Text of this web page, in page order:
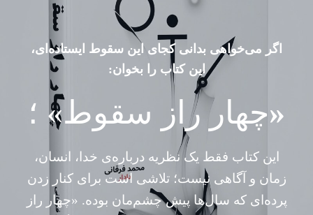
اگر می‌خواهی بدانی کجای این سقوط ایستاده‌ای،
این کتاب را بخوان:
«چهار راز سقوط» ؛
این کتاب فقط یک نظریه درباره‌ی خدا، انسان،
زمان و آگاهی نیست؛ تلاشی است برای کنار زدن
پرده‌ای که سال‌ها پیش چشم‌مان بوده. «چهار راز